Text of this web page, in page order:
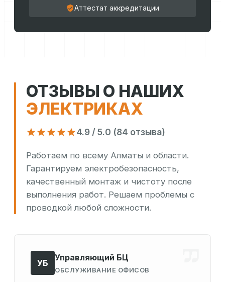
Аттестат аккредитации
ОТЗЫВЫ О НАШИХ
ЭЛЕКТРИКАХ
4.9 / 5.0 (84 отзыва)
Работаем по всему Алматы и области.
Гарантируем электробезопасность,
качественный монтаж и чистоту после
выполнения работ. Решаем проблемы с
проводкой любой сложности.
УБ
Управляющий БЦ
ОБСЛУЖИВАНИЕ ОФИСОВ